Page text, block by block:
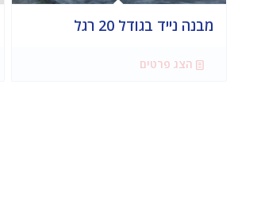
מבנה נייד בגודל 20 רגל
הצג פרטים